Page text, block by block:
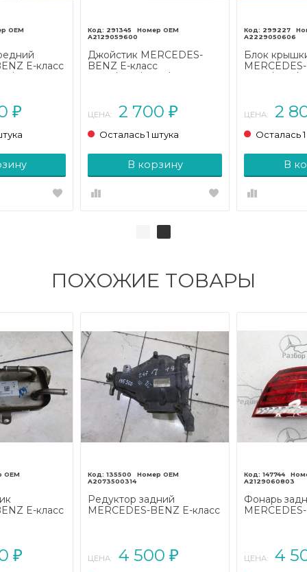
E-класс
A207
₽
291345
A2129059600
Джойстик MERCEDES-
BENZ E-класс
W212/S212/C207/A207
ЦЕНА: 2 700 ₽
Осталась 1 штука
В корзину
299227
A2229050606
Блок
W212/S212/
ЦЕНА: 2
Осталась
В
ПОХОЖИЕ ТОВАРЫ
E-класс
₽
135500
A2073500314
Редуктор задний
MERCEDES-BENZ E-класс
ЦЕНА: 4 500 ₽
147744
A2129060803
Фонарь
ЦЕНА: 4